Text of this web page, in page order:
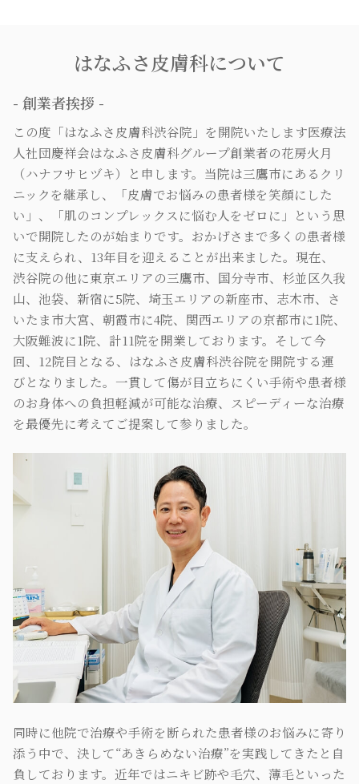
はなふさ皮膚科について
- 創業者挨拶 -
この度「はなふさ皮膚科渋谷院」を開院いたします医療法
人社団慶祥会はなふさ皮膚科グループ創業者の花房火月
（ハナフサヒヅキ）と申します。当院は三鷹市にあるクリ
ニックを継承し、「皮膚でお悩みの患者様を笑顔にした
い」、「肌のコンプレックスに悩む人をゼロに」という思
いで開院したのが始まりです。おかげさまで多くの患者様
に支えられ、13年目を迎えることが出来ました。現在、
渋谷院の他に東京エリアの三鷹市、国分寺市、杉並区久我
山、池袋、新宿に5院、埼玉エリアの新座市、志木市、さ
いたま市大宮、朝霞市に4院、関西エリアの京都市に1院、
大阪難波に1院、計11院を開業しております。そして今
回、12院目となる、はなふさ皮膚科渋谷院を開院する運
びとなりました。一貫して傷が目立ちにくい手術や患者様
のお身体への負担軽減が可能な治療、スピーディーな治療
を最優先に考えてご提案して参りました。
同時に他院で治療や手術を断られた患者様のお悩みに寄り
添う中で、決して“あきらめない治療”を実践してきたと自
負しております。近年ではニキビ跡や毛穴、薄毛といった